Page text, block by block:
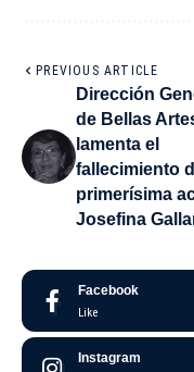
PREVIOUS ARTICLE
Dirección
de Bellas
lamenta el
fallecimiento
primerísima
Josefina
Facebook
Like
Instagram